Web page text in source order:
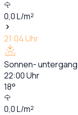
0,0L/m²
21:04Uhr
Sonnen- untergang
22:00Uhr
18°
0,0L/m²